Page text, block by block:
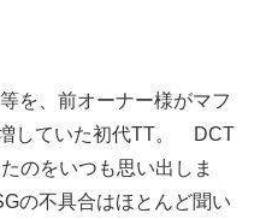
を、前オーナー様がマフ
していた初代TT。 DCT
のをいつも思い出しま
の不具合はほとんど聞い